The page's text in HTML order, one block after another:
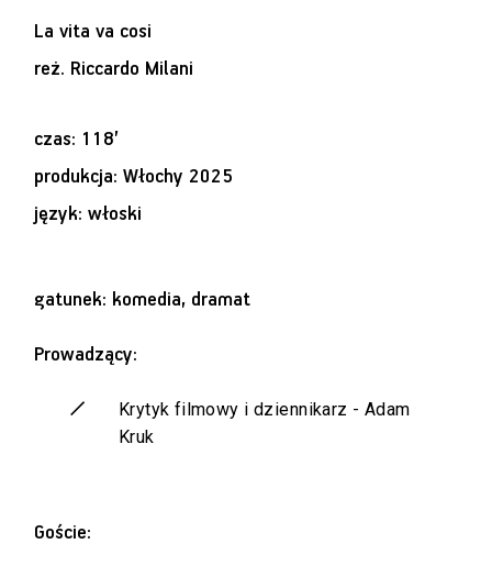
La vita va cosi
reż. Riccardo Milani
czas: 118’
produkcja: Włochy 2025
język: włoski
gatunek: komedia, dramat
Prowadzący:
Krytyk filmowy i dziennikarz - Adam
Kruk
Goście: